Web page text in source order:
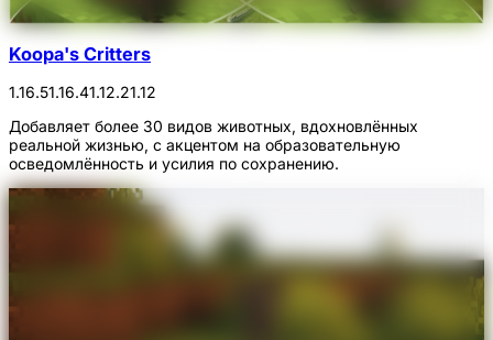
Koopa's Critters
1.16.51.16.41.12.21.12
Добавляет более 30 видов животных, вдохновлённых
реальной жизнью, с акцентом на образовательную
осведомлённость и усилия по сохранению.